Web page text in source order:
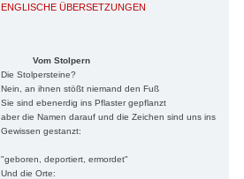
ENGLISCHE ÜBERSETZUNGEN
Vom Stolpern
Die Stolpersteine?
Nein, an ihnen stößt niemand den Fuß
Sie sind ebenerdig ins Pflaster gepflanzt
aber die Namen darauf und die Zeichen sind uns ins
Gewissen gestanzt:
"geboren, deportiert, ermordet"
Und die Orte: